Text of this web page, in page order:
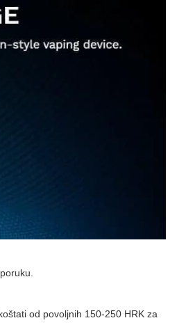
od povoljnih 150-250 HRK za